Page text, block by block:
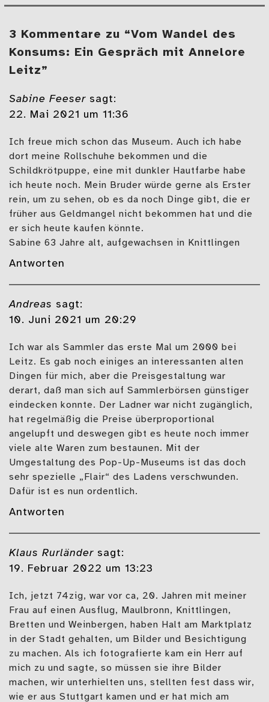
3 Kommentare zu “Vom Wandel des
Konsums: Ein Gespräch mit Annelore
Leitz”
Sabine Feeser sagt:
22. Mai 2021 um 11:36
Ich freue mich schon das Museum. Auch ich habe
dort meine Rollschuhe bekommen und die
Schildkrötpuppe, eine mit dunkler Hautfarbe habe
ich heute noch. Mein Bruder würde gerne als Erster
rein, um zu sehen, ob es da noch Dinge gibt, die er
früher aus Geldmangel nicht bekommen hat und die
er sich heute kaufen könnte.
Sabine 63 Jahre alt, aufgewachsen in Knittlingen
Antworten
Andreas sagt:
10. Juni 2021 um 20:29
Ich war als Sammler das erste Mal um 2000 bei
Leitz. Es gab noch einiges an interessanten alten
Dingen für mich, aber die Preisgestaltung war
derart, daß man sich auf Sammlerbörsen günstiger
eindecken konnte. Der Ladner war nicht zugänglich,
hat regelmäßig die Preise überproportional
angelupft und deswegen gibt es heute noch immer
viele alte Waren zum bestaunen. Mit der
Umgestaltung des Pop-Up-Museums ist das doch
sehr spezielle „Flair“ des Ladens verschwunden.
Dafür ist es nun ordentlich.
Antworten
Klaus Rurländer sagt:
19. Februar 2022 um 13:23
Ich, jetzt 74zig, war vor ca, 20. Jahren mit meiner
Frau auf einen Ausflug, Maulbronn, Knittlingen,
Bretten und Weinbergen, haben Halt am Marktplatz
in der Stadt gehalten, um Bilder und Besichtigung
zu machen. Als ich fotografierte kam ein Herr auf
mich zu und sagte, so müssen sie ihre Bilder
machen, wir unterhielten uns, stellten fest dass wir,
wie er aus Stuttgart kamen und er hat mich am